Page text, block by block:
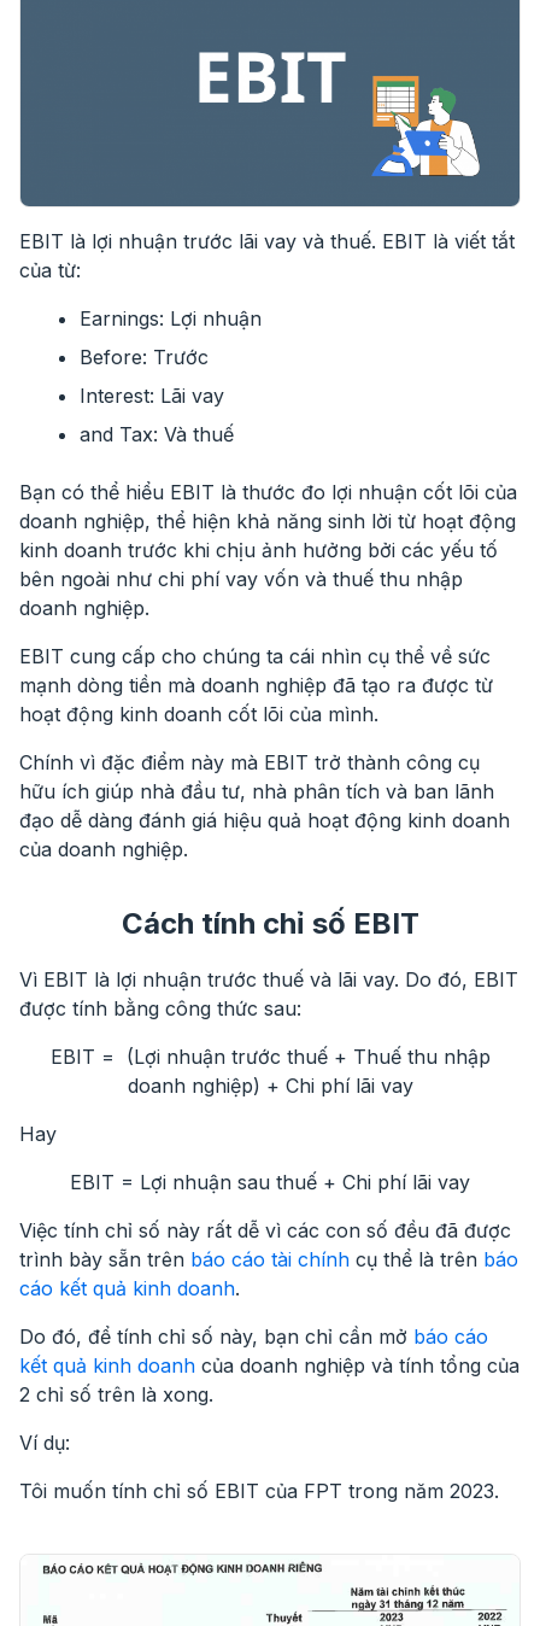
EBIT là lợi nhuận trước lãi vay và thuế. EBIT là viết tắt
của từ:
Earnings: Lợi nhuận
Before: Trước
Interest: Lãi vay
and Tax: Và thuế
Bạn có thể hiểu EBIT là thước đo lợi nhuận cốt lõi của
doanh nghiệp, thể hiện khả năng sinh lời từ hoạt động
kinh doanh trước khi chịu ảnh hưởng bởi các yếu tố
bên ngoài như chi phí vay vốn và thuế thu nhập
doanh nghiệp.
EBIT cung cấp cho chúng ta cái nhìn cụ thể về sức
mạnh dòng tiền mà doanh nghiệp đã tạo ra được từ
hoạt động kinh doanh cốt lõi của mình.
Chính vì đặc điểm này mà EBIT trở thành công cụ
hữu ích giúp nhà đầu tư, nhà phân tích và ban lãnh
đạo dễ dàng đánh giá hiệu quả hoạt động kinh doanh
của doanh nghiệp.
Cách tính chỉ số EBIT
Vì EBIT là lợi nhuận trước thuế và lãi vay. Do đó, EBIT
được tính bằng công thức sau:
EBIT = (Lợi nhuận trước thuế + Thuế thu nhập
doanh nghiệp) + Chi phí lãi vay
Hay
EBIT = Lợi nhuận sau thuế + Chi phí lãi vay
Việc tính chỉ số này rất dễ vì các con số đều đã được
trình bày sẵn trên báo cáo tài chính cụ thể là trên báo
cáo kết quả kinh doanh.
Do đó, để tính chỉ số này, bạn chỉ cần mở báo cáo
kết quả kinh doanh của doanh nghiệp và tính tổng của
2 chỉ số trên là xong.
Ví dụ:
Tôi muốn tính chỉ số EBIT của FPT trong năm 2023.